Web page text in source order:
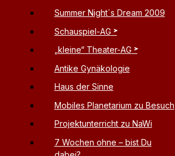
Summer Night´s Dream 2009
Schauspiel-AG
„kleine“ Theater-AG
Antike Gynäkologie
Haus der Sinne
Mobiles Planetarium zu Besuch
Projektunterricht zu NaWi
7 Wochen ohne – bist Du